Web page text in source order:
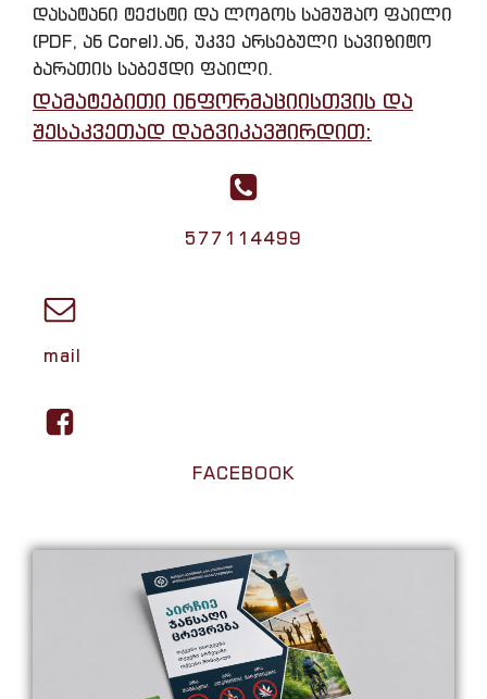
დასატანი ტექსტი და ლოგოს სამუშაო ფაილი
(PDF, ან Corel).ან, უკვე არსებული სავიზიტო
ბარათის საბეჭდი ფაილი.
დამატებითი ინფორმაციისთვის და
შესაკვეთად დაგვიკავშირდით:
577114499
mail
FACEBOOK